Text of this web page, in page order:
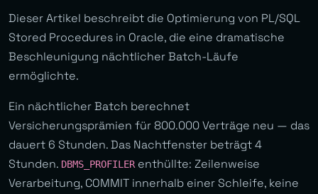
Dieser Artikel beschreibt die Optimierung von PL/SQL
Stored Procedures in Oracle, die eine dramatische
Beschleunigung nächtlicher Batch-Läufe
ermöglichte.
Ein nächtlicher Batch berechnet
Versicherungsprämien für 800.000 Verträge neu — das
dauert 6 Stunden. Das Nachtfenster beträgt 4
Stunden. DBMS_PROFILERenthüllte: Zeilenweise
Verarbeitung, COMMIT innerhalb einer Schleife, keine